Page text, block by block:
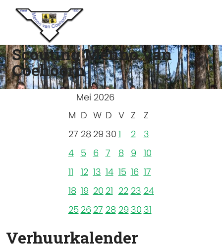
Scouting Menno van
Coehoorn
Mei 2026
M D W D V Z
Z
27 28 29 30 1 2
3
4
5 6 7 8 9
10
11
12 13 14 15 16 17
18 19 20 21 22 23 24
25 26 27 28 29 30 31
Verhuurkalender